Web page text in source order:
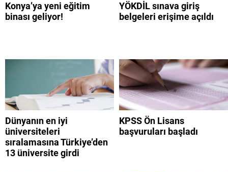
Konya’ya yeni eğitim
binası geliyor!
YÖKDİL sınava giriş
belgeleri erişime açıldı
Dünyanın en iyi
üniversiteleri
sıralamasına Türkiye’den
13 üniversite girdi
KPSS Ön Lisans
başvuruları başladı